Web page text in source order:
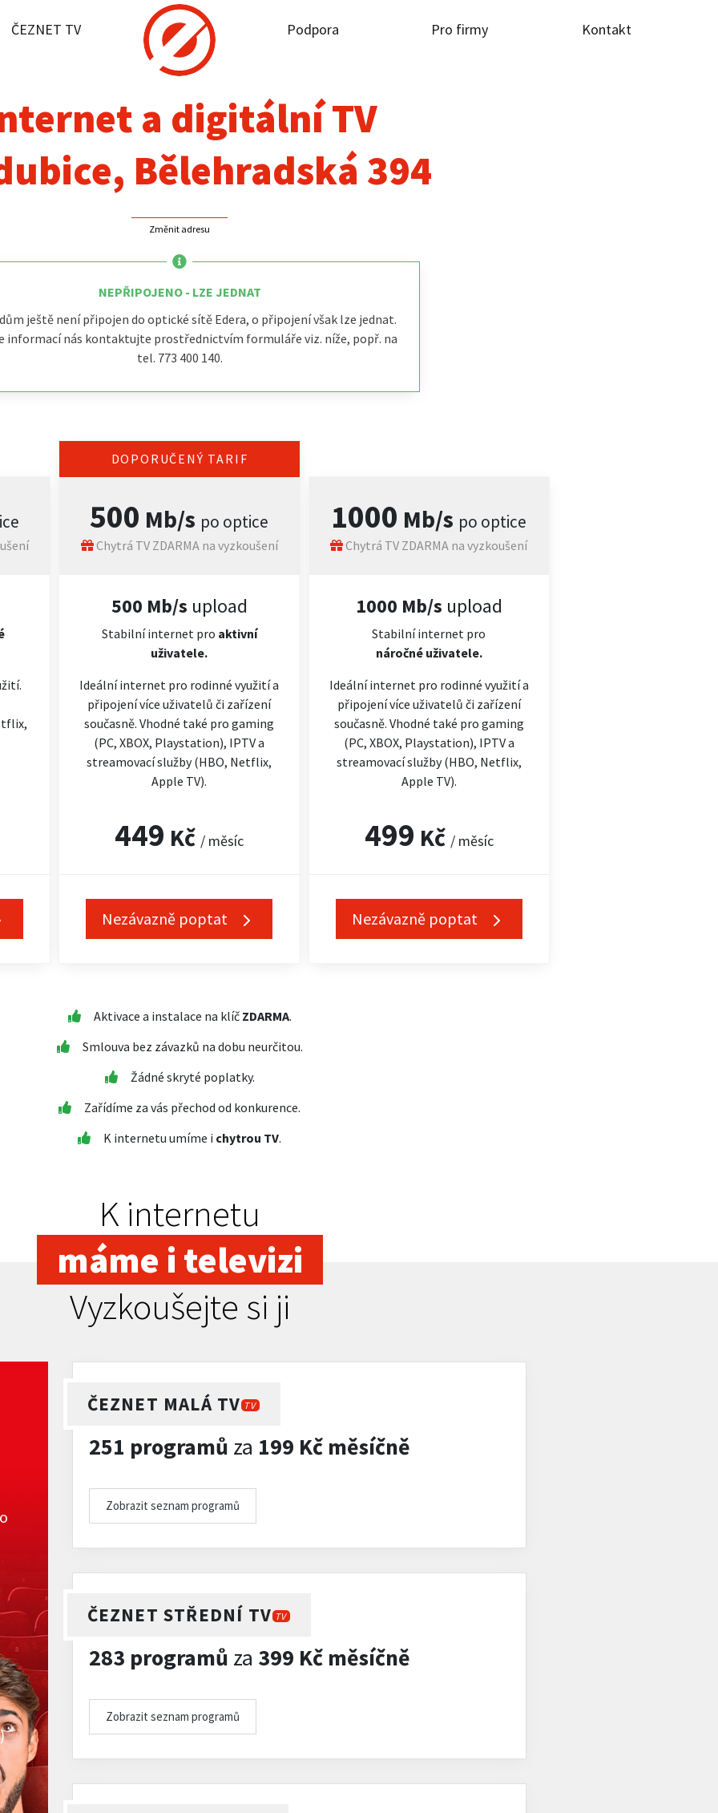
ČEZNET TV Podpora Pro firmy Kontakt
a digitální TV
Bělehradská 394
Změnit adresu
NEPŘIPOJENO - LZE JEDNAT
ještě není připojen do optické sítě Edera, o připojení však lze jednat.
informací nás kontaktujte prostřednictvím formuláře viz. níže, popř. na
tel. 773 400 140.
DOPORUČENÝ TARIF
500 Mb/s po optice
Chytrá TV ZDARMA na vyzkoušení
500 Mb/s upload
Stabilní internet pro aktivní
uživatele.
Ideální internet pro rodinné využití a
připojení více uživatelů či zařízení
současně. Vhodné také pro gaming
(PC, XBOX, Playstation), IPTV a
streamovací služby (HBO, Netflix,
Apple TV).
449 Kč / měsíc
Nezávazně poptat
1000 Mb/s po optice
Chytrá TV ZDARMA na vyzkoušení
1000 Mb/s upload
Stabilní internet pro
náročnéuživatele.
Ideální internet pro rodinné využití a
připojení více uživatelů či zařízení
současně. Vhodné také pro gaming
(PC, XBOX, Playstation), IPTV a
streamovací služby (HBO, Netflix,
Apple TV).
499 Kč / měsíc
Nezávazně poptat
Aktivace a instalace na klíč ZDARMA.
Smlouva bez závazků na dobu neurčitou.
Žádné skryté poplatky.
Zařídíme za vás přechod od konkurence.
K internetu umíme i chytrou TV.
K internetu
máme i televizi
Vyzkoušejte si ji
ČEZNET MALÁ TV TV
251 programů za 199 Kč měsíčně
Zobrazit seznam programů
ČEZNET STŘEDNÍ TV TV
283 programů za 399 Kč měsíčně
Zobrazit seznam programů